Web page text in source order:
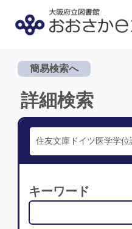
簡易検索へ
詳細検索
キーワード